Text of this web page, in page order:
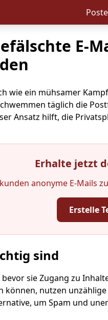
E-
wie ein mühsamer
täglich die
Ansatz hilft, die
Erhalte jetzt
anonyme E-Mails
Erstelle
Ihre temporäre
sind
bevor sie Zugang zu
nutzen
um Spam und